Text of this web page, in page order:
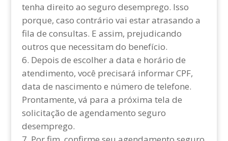
tenha direito ao seguro desemprego. Isso
porque, caso contrário vai estar atrasando a
fila de consultas. E assim, prejudicando
outros que necessitam do benefício.
Depois de escolher a data e horário de
atendimento, você precisará informar CPF,
data de nascimento e número de telefone.
Prontamente, vá para a próxima tela de
solicitação de agendamento seguro
desemprego.